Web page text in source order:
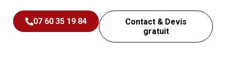
07 60 35 19 84
Contact & Devis
gratuit